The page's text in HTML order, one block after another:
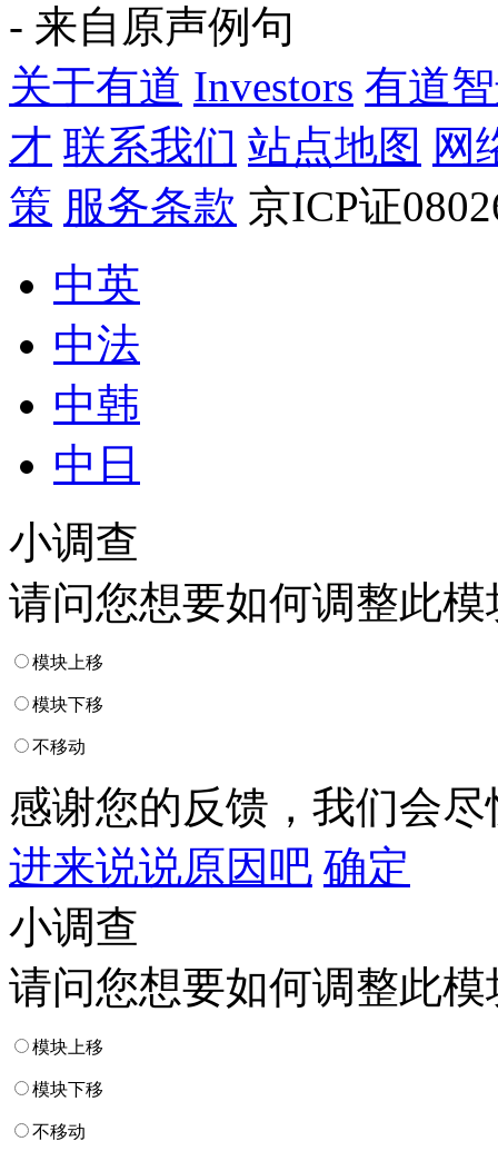
- 来自原声例句
关于有道 Investors 有道
才 联系我们 站点地图 网
策 服务条款 京ICP证
中英
中法
中韩
中日
小调查
请问您想要如何调整此模
模块上移
模块下移
不移动
感谢您的反馈，我们会
进来说说原因吧 确定
小调查
请问您想要如何调整此模
模块上移
模块下移
不移动